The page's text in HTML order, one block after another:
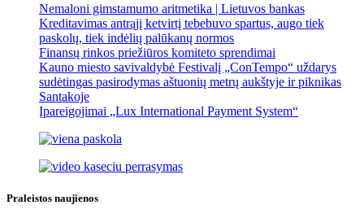
Nemaloni gimstamumo aritmetika | Lietuvos bankas
Kreditavimas antrąjį ketvirtį tebebuvo spartus, augo tiek
paskolų, tiek indėlių palūkanų normos
Finansų rinkos priežiūros komiteto sprendimai
Kauno miesto savivaldybė Festivalį „ConTempo“ uždarys
sudėtingas pasirodymas aštuonių metrų aukštyje ir piknikas
Santakoje
Įpareigojimai „Lux International Payment System“
Praleistos naujienos